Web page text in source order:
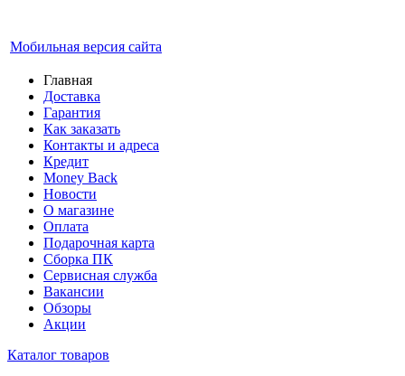
Мобильная версия сайта
Главная
Доставка
Гарантия
Как заказать
Контакты и адреса
Кредит
Money Back
Новости
О магазине
Оплата
Подарочная карта
Сборка ПК
Сервисная служба
Вакансии
Обзоры
Акции
Каталог товаров